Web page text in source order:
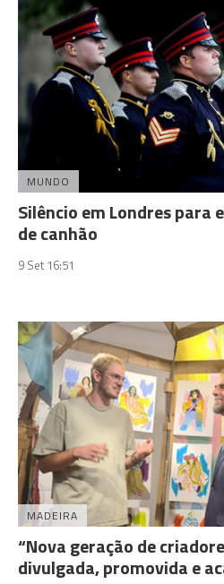
MUNDO
Silêncio em Londres para
de canhão
9 Set 16:51
MADEIRA
“Nova geração de
divulgada, promovida e